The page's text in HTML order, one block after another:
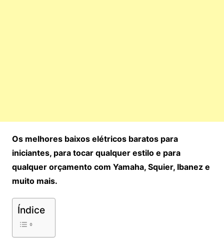
Os melhores baixos elétricos baratos para
iniciantes, para tocar qualquer estilo e para
qualquer orçamento com Yamaha, Squier, Ibanez e
muito mais.
Índice